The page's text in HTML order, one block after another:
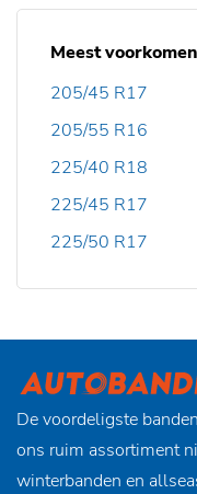
Meest
205/45 R17
205/55 R16
225/40 R18
225/45 R17
225/50 R17
De voordeligste
ons ruim assortiment
winterbanden en